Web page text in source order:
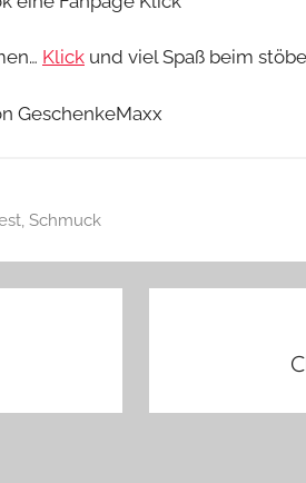
Klick und viel Spaß beim
GeschenkeMaxx
, Schmuck